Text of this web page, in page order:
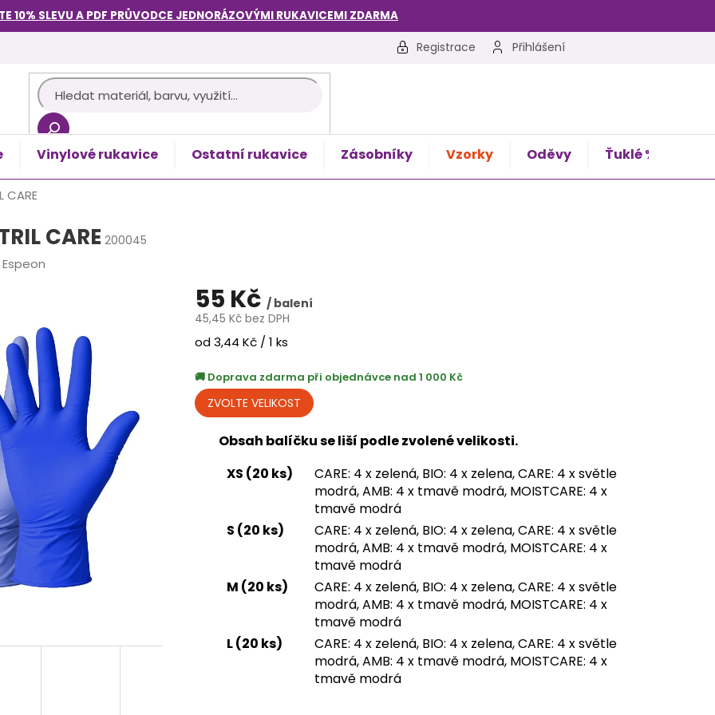
10% SLEVU A PDF PRŮVODCE JEDNORÁZOVÝMI RUKAVICEMI ZDARMA
Registrace Přihlášení
Vinylové rukavice Ostatní rukavice Zásobníky Vzorky Oděvy Ťuklé %
CARE
CARE 200045
Espeon
55 Kč / balení
45,45 Kč bez DPH
Měrná
od 3,44 Kč / 1 ks
Doprava zdarma při objednávce nad 1 000 Kč
Obsah balíčku se liší podle zvolené velikosti.
XS (20 ks)
CARE: 4 x zelená, BIO: 4 x zelena, CARE: 4 x světle
modrá, AMB: 4 x tmavě modrá, MOISTCARE: 4 x
tmavě modrá
S (20 ks)
CARE: 4 x zelená, BIO: 4 x zelena, CARE: 4 x světle
modrá, AMB: 4 x tmavě modrá, MOISTCARE: 4 x
tmavě modrá
M (20 ks)
CARE: 4 x zelená, BIO: 4 x zelena, CARE: 4 x světle
modrá, AMB: 4 x tmavě modrá, MOISTCARE: 4 x
tmavě modrá
L (20 ks)
CARE: 4 x zelená, BIO: 4 x zelena, CARE: 4 x světle
modrá, AMB: 4 x tmavě modrá, MOISTCARE: 4 x
tmavě modrá